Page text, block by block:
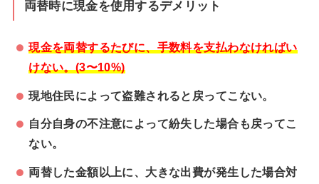
両替時に現金を使用するデメリット
現金を両替するたびに、手数料を支払わなければい
けない。(3〜10%)
現地住民によって盗難されると戻ってこない。
自分自身の不注意によって紛失した場合も戻ってこ
ない。
両替した金額以上に、大きな出費が発生した場合対